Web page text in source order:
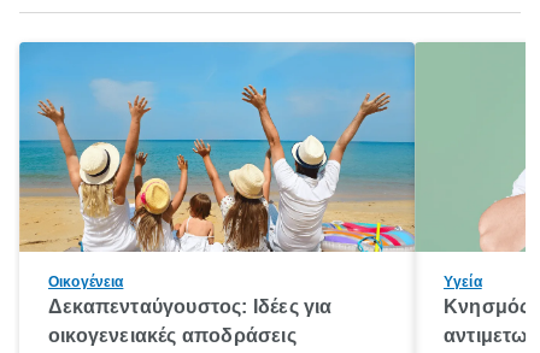
Οικογένεια
Δεκαπενταύγουστος: Ιδέες για
οικογενειακές αποδράσεις
Υγεία
Κνησμός: